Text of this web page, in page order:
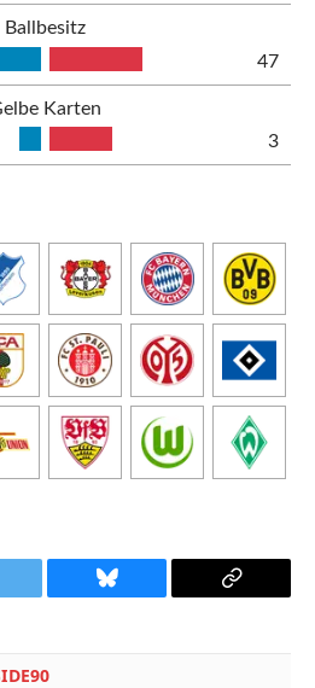
Ballbesitz
47
Karten
3
Bluesky
Copy